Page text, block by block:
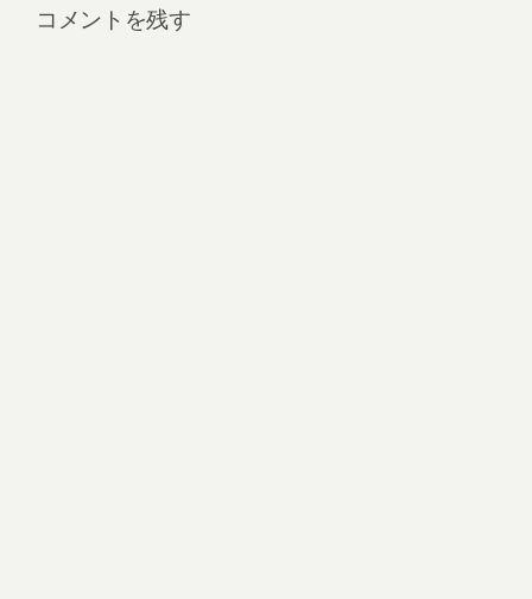
コメントを残す